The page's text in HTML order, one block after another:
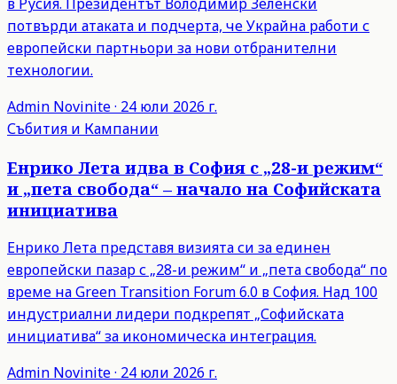
потвърди атаката и подчерта, че Украйна работи с
европейски партньори за нови отбранителни
технологии.
Admin Novinite· 24 юли 2026 г.
Събития и Кампании
Енрико Лета идва в София с „28-и режим“
и „пета свобода“ – начало на Софийската
инициатива
Енрико Лета представя визията си за единен
европейски пазар с „28-и режим“ и „пета свобода“ по
време на Green Transition Forum 6.0 в София. Над 100
индустриални лидери подкрепят „Софийската
инициатива“ за икономическа интеграция.
Admin Novinite· 24 юли 2026 г.